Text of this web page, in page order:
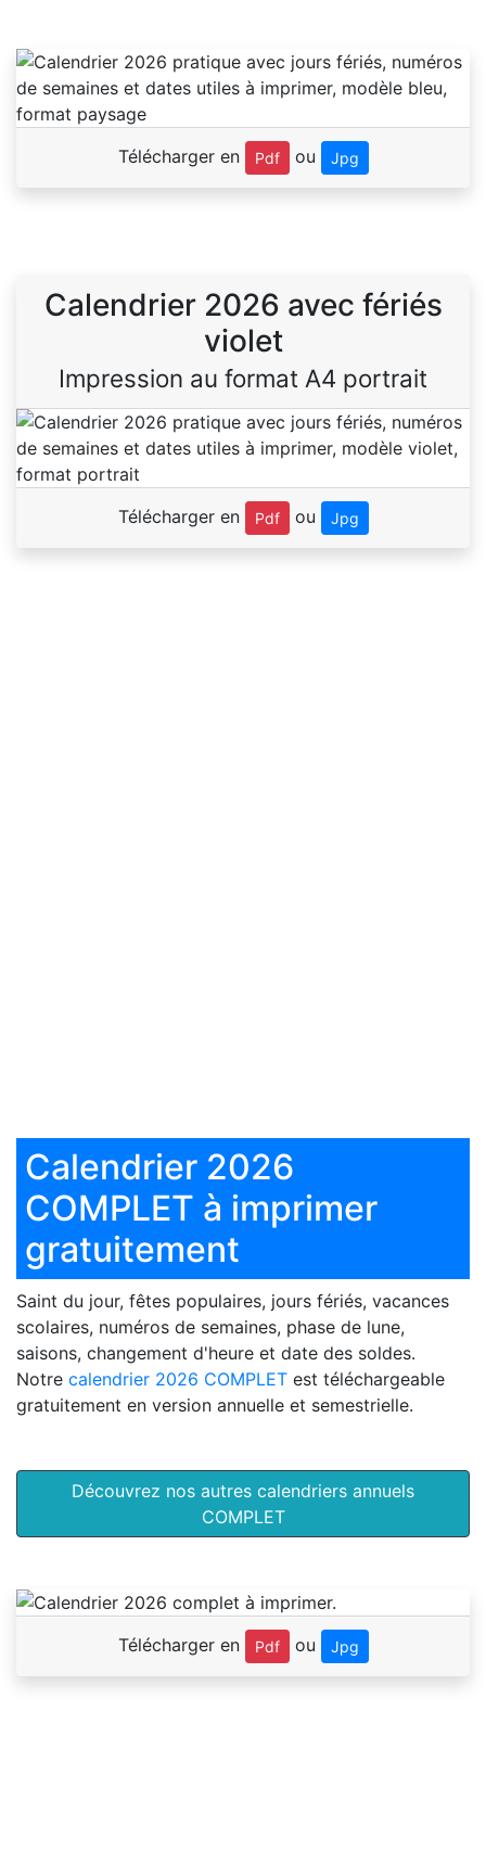
Télécharger en Pdf ou Jpg
Calendrier 2026 avec fériés
violet
Impression au format A4 portrait
Télécharger en Pdf ou Jpg
Calendrier 2026
COMPLET à imprimer
gratuitement
Saint du jour, fêtes populaires, jours fériés, vacances
scolaires, numéros de semaines, phase de lune,
saisons, changement d'heure et date des soldes.
Notre calendrier 2026 COMPLET est téléchargeable
gratuitement en version annuelle et semestrielle.
Découvrez nos autres calendriers annuels
COMPLET
Télécharger en Pdf ou Jpg